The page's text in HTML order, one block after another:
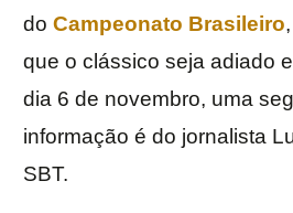
do Campeonato Brasileiro
que o clássico seja adiado
dia 6 de novembro, uma
informação é do jornalista
SBT.